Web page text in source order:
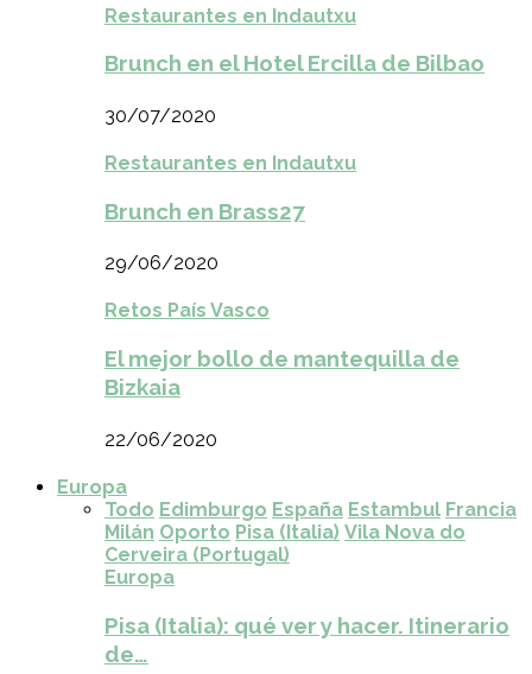
Restaurantes en Indautxu
Brunch en el Hotel Ercilla de Bilbao
30/07/2020
Restaurantes en Indautxu
Brunch en Brass27
29/06/2020
Retos País Vasco
El mejor bollo de mantequilla de
Bizkaia
22/06/2020
Europa
Todo Edimburgo España Estambul Francia
Milán Oporto Pisa (Italia) Vila Nova do
Cerveira (Portugal)
Europa
Pisa (Italia): qué ver y hacer. Itinerario
de…